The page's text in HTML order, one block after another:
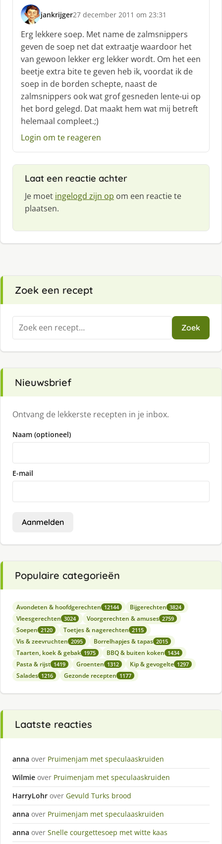
jankrijger
s
c
h
r
e
e
f
27 december 2011 om 23:31
Erg lekkere soep. Met name de zalmsnippers
geven de soep net dat extraatje waardoor het
van gewoon lekker erg lekker wordt. Om het een
beetje extra bite te geven heb ik, voordat ik de
soep in de borden schepte, naast de
zalmsnippers ook wat grof gesneden lente-ui op
het bord gelegd. Dat maakt hem wat mij betreft
helemaal compleet.;)
Login om te reageren
Laat een reactie achter
Je moet ingelogd zijn op om een reactie te
plaatsen.
Zoek een recept
Zoeken
naar:
Zoek
Nieuwsbrief
Ontvang de lekkerste recepten in je inbox.
Naam (optioneel)
E-mail
Aanmelden
Populaire categorieën
Avondeten & hoofdgerechten 12144 Bijgerechten 3824
Vleesgerechten 3024 Voorgerechten & amuses 2759
Soepen 2120 Toetjes & nagerechten 2115
Vis & zeevruchten 2095 Borrelhapjes & tapas 2015
Taarten, koek & gebak 1975 BBQ & buiten koken 1434
Pasta & rijst 1419 Groenten 1312 Kip & gevogelte 1297
Salades 1216 Gezonde recepten 1177
Laatste reacties
anna over Pruimenjam met speculaaskruiden
Wilmie over Pruimenjam met speculaaskruiden
HarryLohr over Gevuld Turks brood
anna over Pruimenjam met speculaaskruiden
anna over Snelle courgettesoep met witte kaas